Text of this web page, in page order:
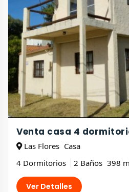
Venta casa 4
Las Flores Casa
4 Dormitorios
2 Baños 398 m
Ver Detalles